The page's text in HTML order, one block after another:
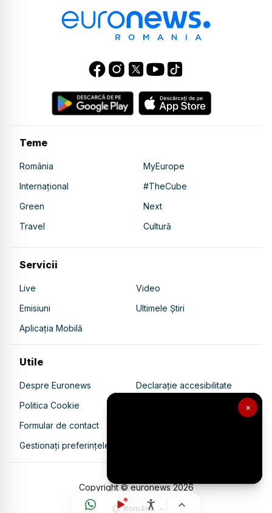
×
Teme
România
MyEurope
Internațional
#TheCube
Green
Next
Travel
Cultură
Servicii
Live
Video
Emisiuni
Ultimele Știri
Aplicația Mobilă
Utile
Despre Euronews
Declarație accesibilitate
Politica Cookie
Politica de confidențialitate
Formular de contact
Gestionați preferințele
Copyright © euronews2026
Română